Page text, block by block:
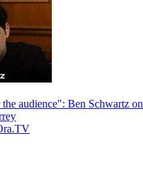
audience": Ben Schwartz on